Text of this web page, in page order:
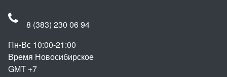
8 (383) 230 06 94
Пн-Вс 10:00-21:00
Время Новосибирское
GMT +7